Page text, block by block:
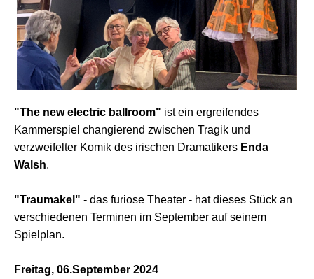
"The new electric ballroom" ist ein ergreifendes
Kammerspiel changierend zwischen Tragik und
verzweifelter Komik des irischen Dramatikers Enda
Walsh.
"Traumakel" - das furiose Theater - hat dieses Stück an
verschiedenen Terminen im September auf seinem
Spielplan.
Freitag, 06.September 2024